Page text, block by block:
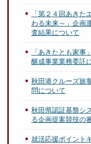
「第２４回あき
わる未来～」企画
査結果について
「あきたとも家
醸成事業業務委託
秋田港クルーズ旅
問について
秋田県認証基盤シ
る企画提案競技の
就活応援ポイント